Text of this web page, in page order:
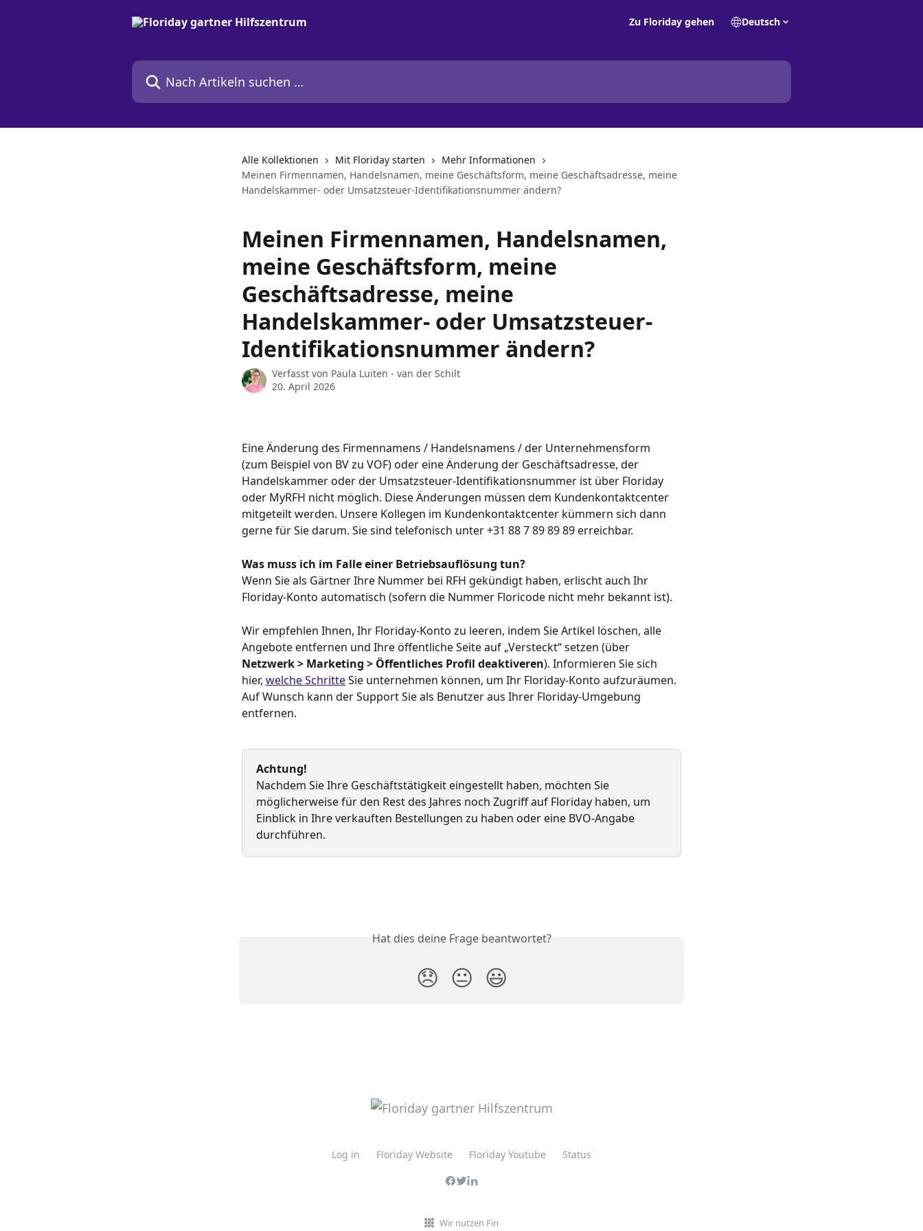
Zu Floriday gehen Deutsch
Nach Artikeln suchen …
Alle Kollektionen Mit Floriday starten
Mehr Informationen
Meinen Firmennamen, Handelsnamen, meine Geschäftsform, meine Geschäftsadresse, meine
Handelskammer- oder Umsatzsteuer-Identifikationsnummer ändern?
Meinen Firmennamen, Handelsnamen,
meine Geschäftsform, meine
Geschäftsadresse, meine
Handelskammer- oder Umsatzsteuer-
Identifikationsnummer ändern?
Verfasst von Paula Luiten - van der Schilt
20. April 2026
Eine Änderung des Firmennamens / Handelsnamens / der Unternehmensform
(zum Beispiel von BV zu VOF) oder eine Änderung der Geschäftsadresse, der
Handelskammer oder der Umsatzsteuer-Identifikationsnummer ist über Floriday
oder MyRFH nicht möglich. Diese Änderungen müssen dem Kundenkontaktcenter
mitgeteilt werden. Unsere Kollegen im Kundenkontaktcenter kümmern sich dann
gerne für Sie darum. Sie sind telefonisch unter +31 88 7 89 89 89 erreichbar.
Was muss ich im Falle einer Betriebsauflösung tun?
Wenn Sie als Gärtner Ihre Nummer bei RFH gekündigt haben, erlischt auch Ihr
Floriday-Konto automatisch (sofern die Nummer Floricode nicht mehr bekannt ist).
Wir empfehlen Ihnen, Ihr Floriday-Konto zu leeren, indem Sie Artikel löschen, alle
Angebote entfernen und Ihre öffentliche Seite auf „Versteckt“ setzen (über
Netzwerk > Marketing > Öffentliches Profil deaktiveren). Informieren Sie sich
hier, welche Schritte Sie unternehmen können, um Ihr Floriday-Konto aufzuräumen.
Auf Wunsch kann der Support Sie als Benutzer aus Ihrer Floriday-Umgebung
entfernen.
Achtung!
Nachdem Sie Ihre Geschäftstätigkeit eingestellt haben, möchten Sie
möglicherweise für den Rest des Jahres noch Zugriff auf Floriday haben, um
Einblick in Ihre verkauften Bestellungen zu haben oder eine BVO-Angabe
durchführen.
Hat dies deine Frage beantwortet?
😞 😐 😃
Log in Floriday Website Floriday Youtube Status
Wir nutzen Fin